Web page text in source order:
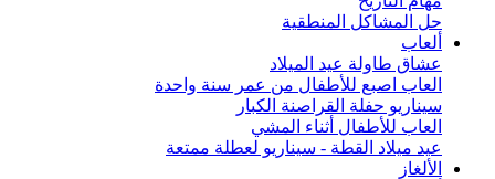
حل المشاكل المنطقية
ألعاب
عشاق طاولة عيد الميلاد
العاب اصبع للأطفال من عمر سنة واحدة
سيناريو حفلة القراصنة الكبار
العاب للأطفال أثناء المشي
عيد ميلاد القطة - سيناريو لعطلة ممتعة
الألغاز